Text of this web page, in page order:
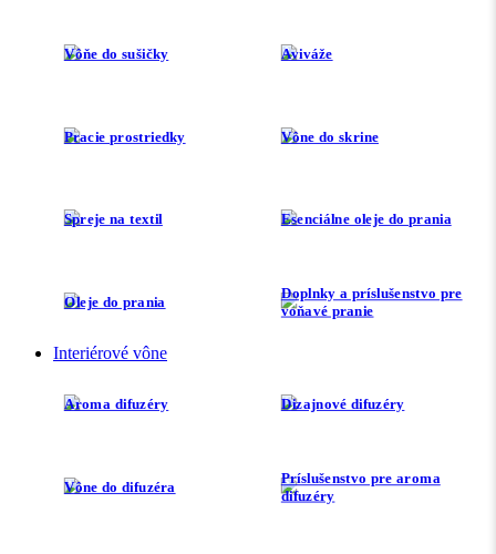
Vôňe do sušičky Aviváže
Pracie prostriedky Vône do skrine
Spreje na textil Esenciálne oleje do prania
Oleje do prania
Doplnky a príslušenstvo pre
voňavé pranie
Interiérové vône
Aroma difuzéry Dizajnové difuzéry
Vône do difuzéra
Príslušenstvo pre aroma
difuzéry